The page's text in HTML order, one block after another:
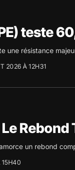
teste
une résistance
2026 À 12H31
un rebond